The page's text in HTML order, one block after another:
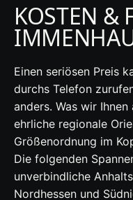
KOSTEN &
Einen seriösen Preis
durchs Telefon
anders. Was wir
ehrliche regionale
Größenordnung im
Die folgenden
unverbindliche
Nordhessen und